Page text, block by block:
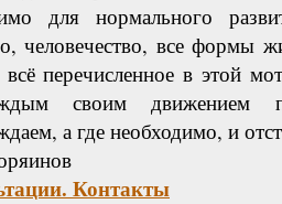
для нормального
человечество, все формы
перечисленное в этой
своим движением
а где необходимо, и
Контакты